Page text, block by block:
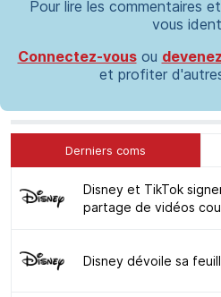
Pour lire les commentaires
vous
Connectez-vousou
et profiter
Derniers coms
Disney et TikTok
partage de vidéos
Disney dévoile sa